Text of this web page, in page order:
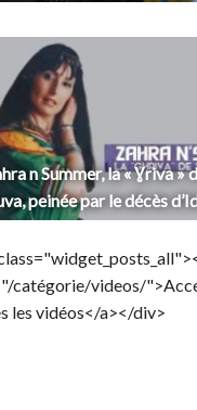
n Summer, la « Ɣriva »
peinée par le décès
catégorie/videos/
les vidéos</a></div>